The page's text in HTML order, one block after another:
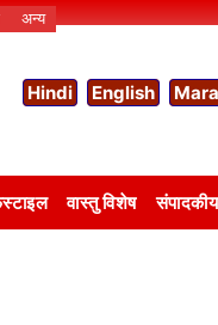
अन्य
Hindi English
वास्तु विशेष संपादकीय